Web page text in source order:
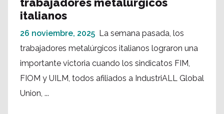
italianos
26 noviembre, 2025 La semana pasada, los
trabajadores metalúrgicos italianos lograron una
importante victoria cuando los sindicatos FIM,
FIOM y UILM, todos afiliados a IndustriALL Global
Union, ...